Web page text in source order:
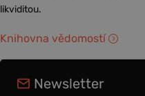
likviditou.
Knihovna vědomostí
Newsletter